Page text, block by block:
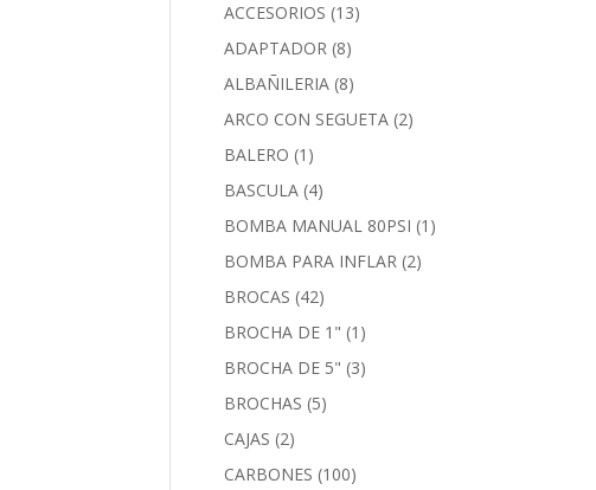
ACCESORIOS (13)
ADAPTADOR (8)
ALBAÑILERIA (8)
ARCO CON SEGUETA (2)
BALERO (1)
BASCULA (4)
BOMBA MANUAL 80PSI (1)
BOMBA PARA INFLAR (2)
BROCAS (42)
BROCHA DE 1" (1)
BROCHA DE 5" (3)
BROCHAS (5)
CAJAS (2)
CARBONES (100)